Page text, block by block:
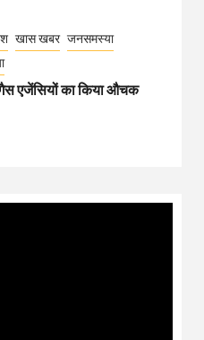
खास खबर जनसमस्या
गैस एजेंसियों का किया औचक